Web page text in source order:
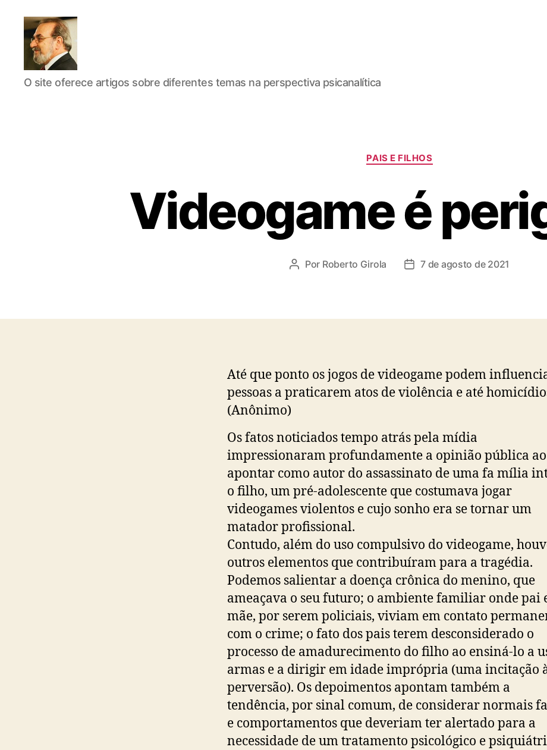
Roberto
Girola
O site oferece artigos sobre diferentes temas na perspectiva psicanalítica
Categorias
PAIS E FILHOS
Videogame é
Autor
Por Roberto Girola
Data7 de agosto de 2021
Até que ponto os jogos de videogame podem
pessoas a praticarem atos de violência e até
(Anônimo)
Os fatos noticiados tempo atrás pela mídia
impressionaram profundamente a opinião pública ao
apontar como autor do assassinato de uma fa mília
o filho, um pré-adolescente que costumava jogar
videogames violentos e cujo sonho era se tornar um
matador profissional.
Contudo, além do uso compulsivo do videogame,
outros elementos que contribuíram para a tragédia.
Podemos salientar a doença crônica do menino, que
ameaçava o seu futuro; o ambiente familiar onde pai
mãe, por serem policiais, viviam em contato
com o crime; o fato dos pais terem desconsiderado o
processo de amadurecimento do filho ao ensiná-lo a
armas e a dirigir em idade imprópria (uma incitação
perversão). Os depoimentos apontam também a
tendência, por sinal comum, de considerar normais
e comportamentos que deveriam ter alertado para a
necessidade de um tratamento psicológico e